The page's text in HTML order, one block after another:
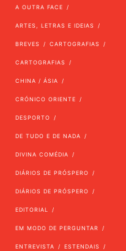
A OUTRA FACE
ARTES, LETRAS E IDEIAS
BREVES CARTOGRAFIAS
CARTOGRAFIAS
CHINA / ÁSIA
CRÓNICO ORIENTE
DESPORTO
DE TUDO E DE NADA
DIVINA COMÉDIA
DIÁRIOS DE PRÓSPERO
DIÁRIOS DE PRÓSPERO
EDITORIAL
EM MODO DE PERGUNTAR
ENTREVISTA ESTENDAIS